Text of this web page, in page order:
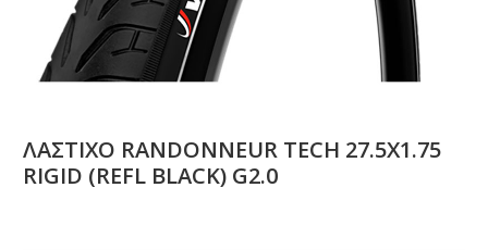
ΛΑΣΤΙΧΟ RΑΝDΟΝΝΕUR ΤΕCΗ 27.5Χ1.75
RΙGΙD (RΕFL ΒLΑCΚ) G2.0